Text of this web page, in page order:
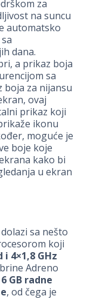
za
na suncu
automatsko
dana.
a prikaz boja
sa
boja za nijansu
ovaj
prikaz koji
ikonu
moguće je
boje koje
kako bi
u ekran
sa nešto
koji
i 4×1,8 GHz
Adreno
6 GB radne
, od čega je